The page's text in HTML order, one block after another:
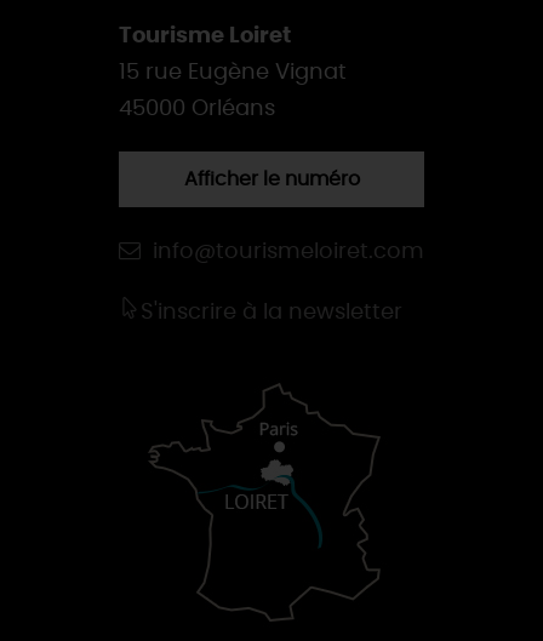
Tourisme Loiret
15 rue Eugène Vignat
45000 Orléans
Afficher le numéro
info@tourismeloiret.com
S'inscrire à la newsletter